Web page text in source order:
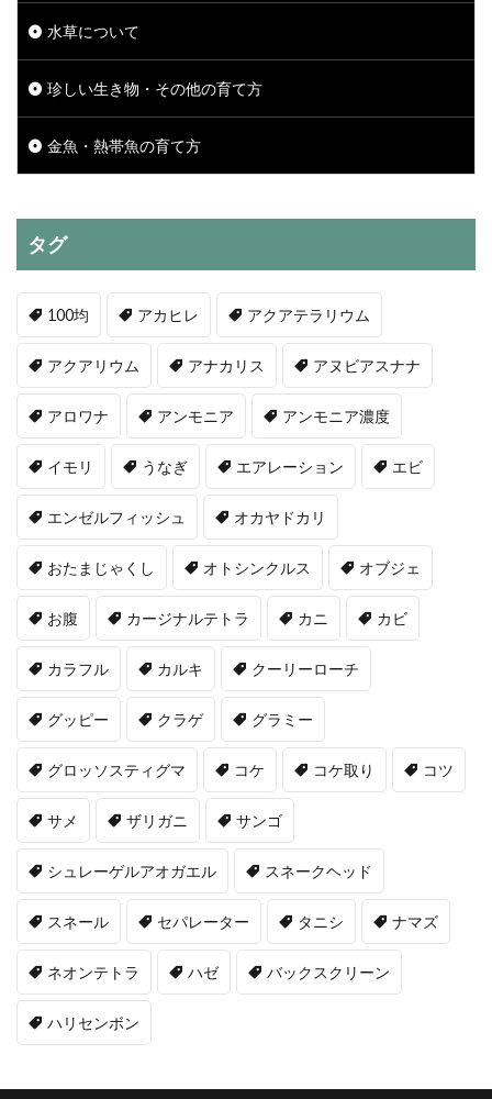
水草について
珍しい生き物・その他の育て方
金魚・熱帯魚の育て方
タグ
100均 アカヒレ アクアテラリウム
アクアリウム アナカリス アヌビアスナナ
アロワナ アンモニア アンモニア濃度
イモリ うなぎ エアレーション エビ
エンゼルフィッシュ オカヤドカリ
おたまじゃくし オトシンクルス オブジェ
お腹 カージナルテトラ カニ カビ
カラフル カルキ クーリーローチ
グッピー クラゲ グラミー
グロッソスティグマ コケ コケ取り コツ
サメ ザリガニ サンゴ
シュレーゲルアオガエル スネークヘッド
スネール セパレーター タニシ ナマズ
ネオンテトラ ハゼ バックスクリーン
ハリセンボン